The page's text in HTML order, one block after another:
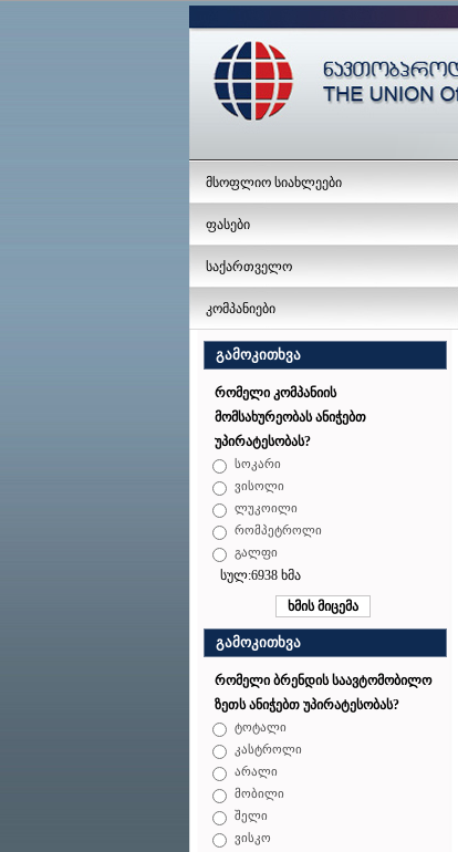
მსოფლიო სიახლეები
ფასები
საქართველო
კომპანიები
გამოკითხვა
რომელი კომპანიის
მომსახურეობას ანიჭებთ
უპირატესობას?
სოკარი
ვისოლი
ლუკოილი
რომპეტროლი
გალფი
სულ:6938 ხმა
გამოკითხვა
რომელი ბრენდის საავტომობილო
ზეთს ანიჭებთ უპირატესობას?
ტოტალი
კასტროლი
არალი
მობილი
შელი
ვისკო